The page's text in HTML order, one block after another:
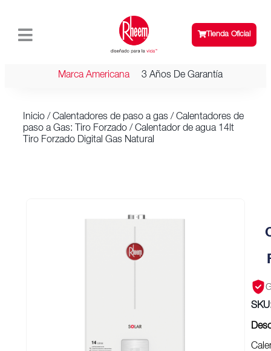
Tienda Oficial
Marca Americana 3 Años De Garantía
Inicio / Calentadores de paso a gas / Calentadores de
paso a Gas: Tiro Forzado / Calentador de agua 14lt
Tiro Forzado Digital Gas Natural